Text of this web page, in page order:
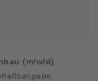
(m/w/d)